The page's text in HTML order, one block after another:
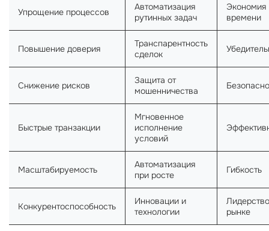
Упрощение процессов
Автоматизация
рутинных задач
Экономия
времени
Повышение доверия
Транспарентность
сделок
Снижение рисков
Защита от
мошенничества
Быстрые транзакции
Мгновенное
исполнение
условий
Масштабируемость
Автоматизация
при росте
Гибкость
Конкурентоспособность
Инновации и
технологии
рынке